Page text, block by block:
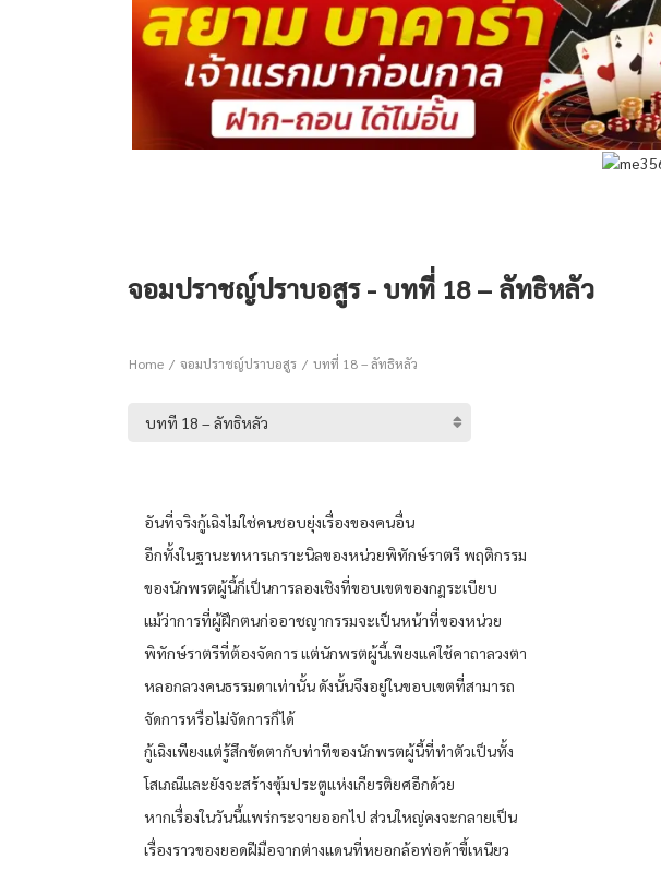
จอมปราชญ์ปราบอสูร - บทที่ 18 – ลัทธิหลัว
Home จอมปราชญ์ปราบอสูร บทที่ 18 – ลัทธิหลัว
อันที่จริงกู้เฉิงไม่ใช่คนชอบยุ่งเรื่องของคนอื่น
อีกทั้งในฐานะทหารเกราะนิลของหน่วยพิทักษ์ราตรี พฤติกรรม
ของนักพรตผู้นี้ก็เป็นการลองเชิงที่ขอบเขตของกฎระเบียบ
แม้ว่าการที่ผู้ฝึกตนก่ออาชญากรรมจะเป็นหน้าที่ของหน่วย
พิทักษ์ราตรีที่ต้องจัดการ แต่นักพรตผู้นี้เพียงแค่ใช้คาถาลวงตา
หลอกลวงคนธรรมดาเท่านั้น ดังนั้นจึงอยู่ในขอบเขตที่สามารถ
จัดการหรือไม่จัดการก็ได้
กู้เฉิงเพียงแต่รู้สึกขัดตากับท่าทีของนักพรตผู้นี้ที่ทำตัวเป็นทั้ง
โสเภณีและยังจะสร้างซุ้มประตูแห่งเกียรติยศอีกด้วย
หากเรื่องในวันนี้แพร่กระจายออกไป ส่วนใหญ่คงจะกลายเป็น
เรื่องราวของยอดฝีมือจากต่างแดนที่หยอกล้อพ่อค้าขี้เหนียว